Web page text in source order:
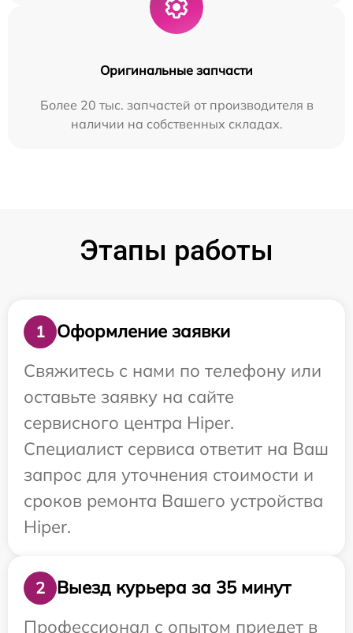
Оригинальные запчасти
Более 20 тыс. запчастей от производителя в
наличии на собственных складах.
Этапы работы
1
Оформление заявки
Свяжитесь с нами по телефону или
оставьте заявку на сайте
сервисного центра Hiper.
Специалист сервиса ответит на Ваш
запрос для уточнения стоимости и
сроков ремонта Вашего устройства
Hiper.
2
Выезд курьера за 35 минут
Профессионал с опытом приедет в